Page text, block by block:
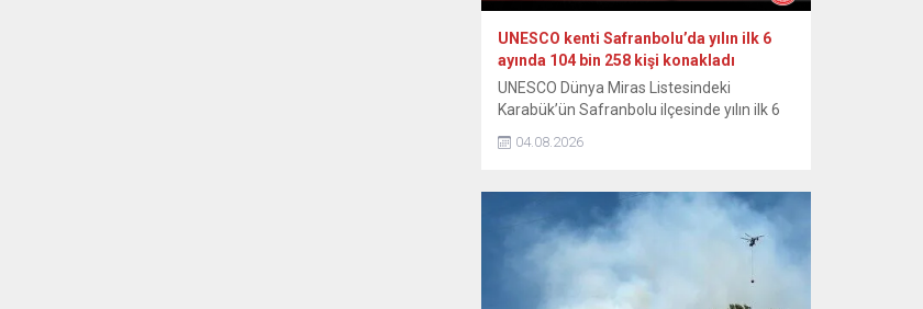
UNESCO kenti Safranbolu’da yılın ilk 6
ayında 104 bin 258 kişi konakladı
UNESCO Dünya Miras Listesindeki
Karabük’ün Safranbolu ilçesinde yılın ilk 6
ayında konaklayan yerli turist sayısında
yüzde 7,1 artış yaşanırken, yabancı turist
Osmanlı döneminden kalma han, hamam,
cami, çeşme, köprü ve geleneksel
konaklarıyla her yıl yüz binlerce ziyaretçiyi
04.08.2026